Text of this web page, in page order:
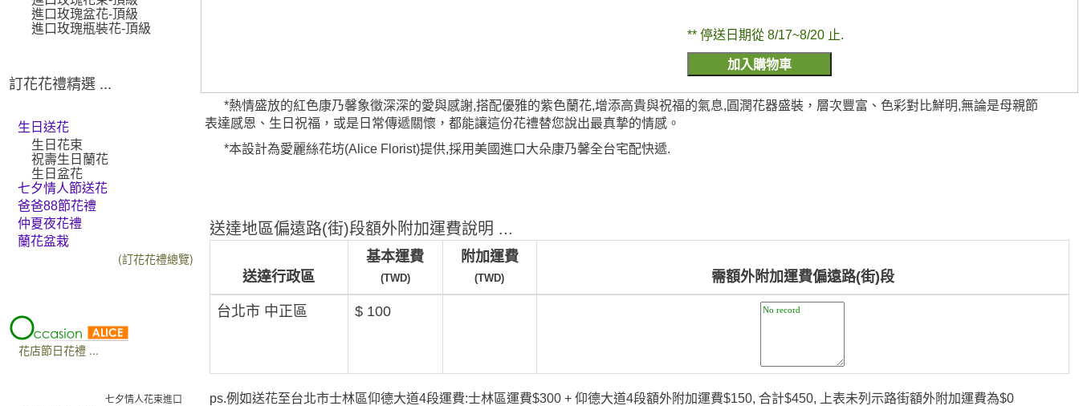
進口玫瑰盆花-頂級
進口玫瑰瓶裝花-頂級
訂花花禮精選 ...
生日送花
生日花束
祝壽生日蘭花
生日盆花
七夕情人節送花
爸爸88節花禮
仲夏夜花禮
蘭花盆栽
(訂花花禮總覽)
花店節日花禮 ...
七夕情人花束進口
** 停送日期從 8/17~8/20 止.
*熱情盛放的紅色康乃馨象徵深深的愛與感謝,搭配優雅的紫色蘭花,增添高貴與祝福的氣息,圓潤花器盛裝，層次豐富、色彩對比鮮明,無論是母親節
表達感恩、生日祝福，或是日常傳遞關懷，都能讓這份花禮替您說出最真摯的情感。
*本設計為愛麗絲花坊(Alice Florist)提供,採用美國進口大朵康乃馨全台宅配快遞.
送達地區偏遠路(街)段額外附加運費說明 ...
送達行政區
基本運費
(TWD)
附加運費
(TWD) 需額外附加運費偏遠路(街)段
台北市 中正區 $ 100
ps.例如送花至台北市士林區仰德大道4段運費:士林區運費$300 + 仰德大道4段額外附加運費$150, 合計$450, 上表未列示路街額外附加運費為$0